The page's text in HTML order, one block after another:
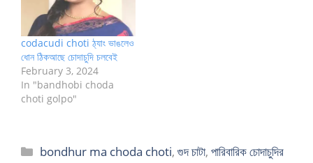
codacudi choti ঠ্যাং ভাঙলেও
ধোন ঠিকআছে চোদাচুদি চলবেই
February 3, 2024
In "bandhobi choda
choti golpo"
Categories
bondhur ma choda choti,গুদ চাটা,পারিবারিক চোদাচুদির